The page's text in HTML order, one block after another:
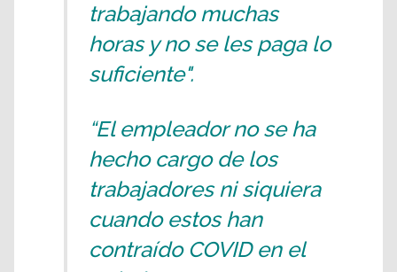
trabajando muchas
horas y no se les paga lo
suficiente".
“El empleador no se ha
hecho cargo de los
trabajadores ni siquiera
cuando estos han
contraído COVID en el